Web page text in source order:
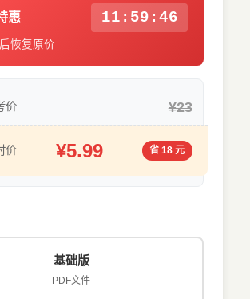
惠 11:59:45
恢复原价
价 ¥23
价 ¥5.99 省 18 元
基础版
PDF文件